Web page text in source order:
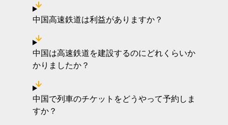
中国高速鉄道は利益がありますか？
中国は高速鉄道を建設するのにどれくらいか
かりましたか？
中国で列車のチケットをどうやって予約しま
すか？